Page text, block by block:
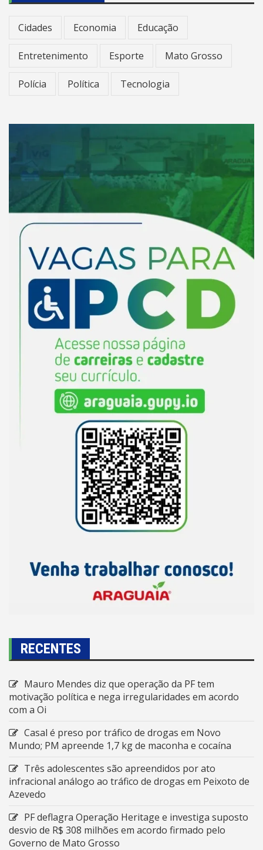
Cidades Economia Educação
Entretenimento Esporte Mato Grosso
Polícia Política Tecnologia
RECENTES
Mauro Mendes diz que operação da PF tem
motivação política e nega irregularidades em acordo
com a Oi
Casal é preso por tráfico de drogas em Novo
Mundo; PM apreende 1,7 kg de maconha e cocaína
Três adolescentes são apreendidos por ato
infracional análogo ao tráfico de drogas em Peixoto de
Azevedo
PF deflagra Operação Heritage e investiga suposto
desvio de R$ 308 milhões em acordo firmado pelo
Governo de Mato Grosso